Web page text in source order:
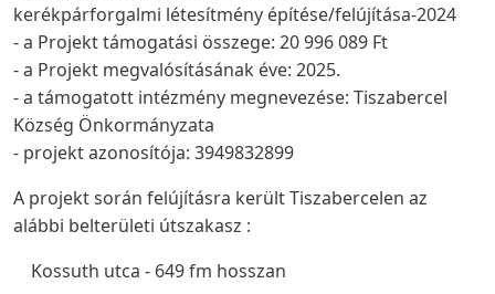
kerékpárforgalmi létesítmény építése/felújítása-2024
- a Projekt támogatási összege: 20 996 089 Ft
- a Projekt megvalósításának éve: 2025.
- a támogatott intézmény megnevezése: Tiszabercel
Község Önkormányzata
- projekt azonosítója: 3949832899
A projekt során felújításra került Tiszabercelen az
alábbi belterületi útszakasz :
Kossuth utca - 649 fm hosszan